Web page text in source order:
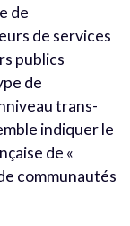
de
de services
publics
de
trans-
indiquer le
de «
communautés